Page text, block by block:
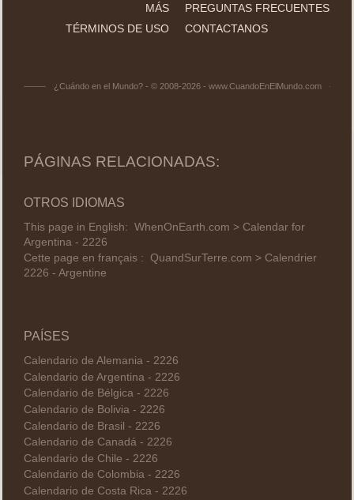
MÁS
PREGUNTAS FRECUENTES
TÉRMINOS DE USO
CONTACTANOS
¿Cuándo en el Mundo? - © 2008-2026 - www.CuandoEnElMundo.com
PÁGINAS RELACIONADAS:
OTROS IDIOMAS
This page in English: WhenOnEarth.com > Calendar for
Argentina - 2226
Cette page en français : QuandSurTerre.com > Calendrier
2226 - Argentine
PAÍSES
Calendario de Alemania - 2226
Calendario de Argentina - 2226
Calendario de Bélgica - 2226
Calendario de Bolivia - 2226
Calendario de Brasil - 2226
Calendario de Canadá - 2226
Calendario de Chile - 2226
Calendario de Colombia - 2226
Calendario de Costa Rica - 2226